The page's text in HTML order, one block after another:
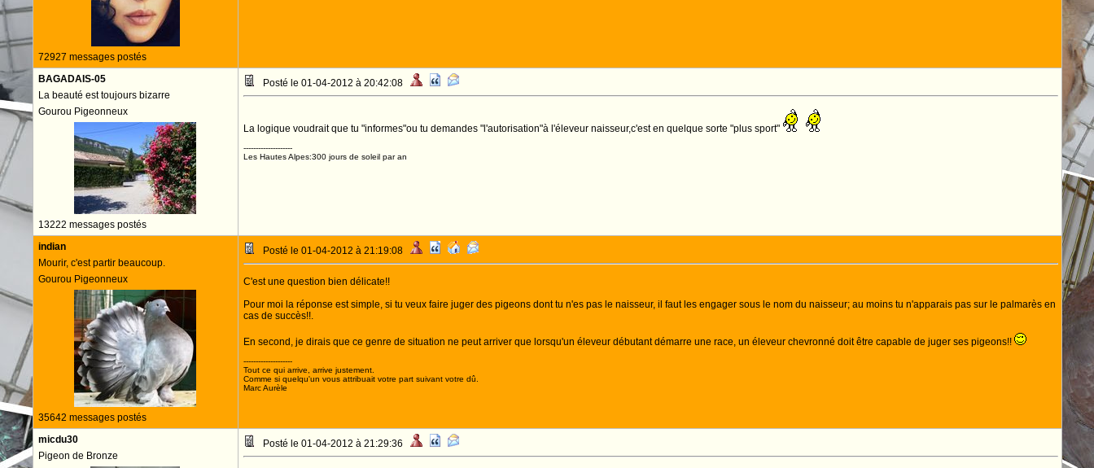
72927 messages postés
BAGADAIS-05
La beauté est toujours bizarre
Gourou Pigeonneux
13222 messages postés
Posté le 01-04-2012 à 20:42:08
La logique voudrait que tu "informes"ou tu demandes "l'autorisation"à l'éleveur naisseur,c'est en quelque sorte "plus sport"
--------------------
Les Hautes Alpes:300 jours de soleil par an
indian
Mourir, c'est partir beaucoup.
Gourou Pigeonneux
35642 messages postés
Posté le 01-04-2012 à 21:19:08
C'est une question bien délicate!!
Pour moi la réponse est simple, si tu veux faire juger des pigeons dont tu n'es pas le naisseur, il faut les engager sous le nom du naisseur; au moins tu n'apparais pas sur le palmarès en
cas de succès!!.
En second, je dirais que ce genre de situation ne peut arriver que lorsqu'un éleveur débutant démarre une race, un éleveur chevronné doit être capable de juger ses pigeons!!
--------------------
Tout ce qui arrive, arrive justement.
Comme si quelqu'un vous attribuait votre part suivant votre dû.
Marc Aurèle
micdu30
Pigeon de Bronze
Posté le 01-04-2012 à 21:29:36